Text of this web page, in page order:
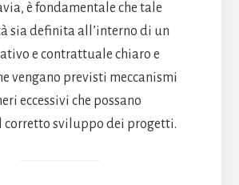
è fondamentale che tale
sia definita all’interno di un
e contrattuale chiaro e
vengano previsti meccanismi
eccessivi che possano
corretto sviluppo dei progetti.